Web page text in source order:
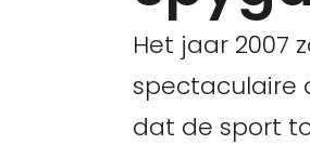
Het jaar 2007
spectaculaire
dat de sport